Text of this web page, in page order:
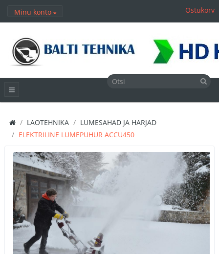
Minu konto Ostukorv
LAOTEHNIKA
LUMESAHAD JA HARJAD
ELEKTRILINE LUMEPUHUR ACCU450